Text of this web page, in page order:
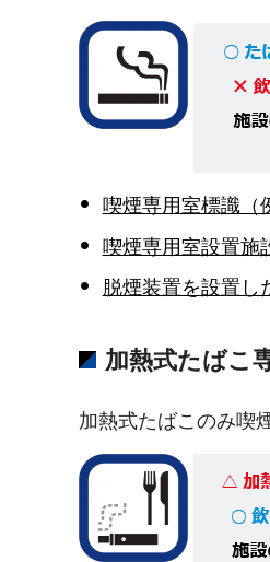
喫煙専用室標識（
喫煙専用室設置施
脱煙装置を設置し
加熱式たばこ
加熱式たばこのみ喫